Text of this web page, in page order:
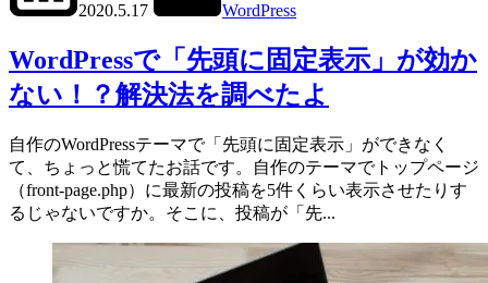
2020.5.17
WordPress
WordPressで「先頭に固定表示」が効か
ない！？解決法を調べたよ
自作のWordPressテーマで「先頭に固定表示」ができなく
て、ちょっと慌てたお話です。自作のテーマでトップページ
（front-page.php）に最新の投稿を5件くらい表示させたりす
るじゃないですか。そこに、投稿が「先...